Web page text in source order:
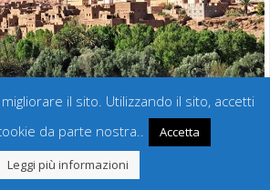
il sito. Utilizzando il sito, accetti
da parte nostra..
Accetta
Leggi più informazioni